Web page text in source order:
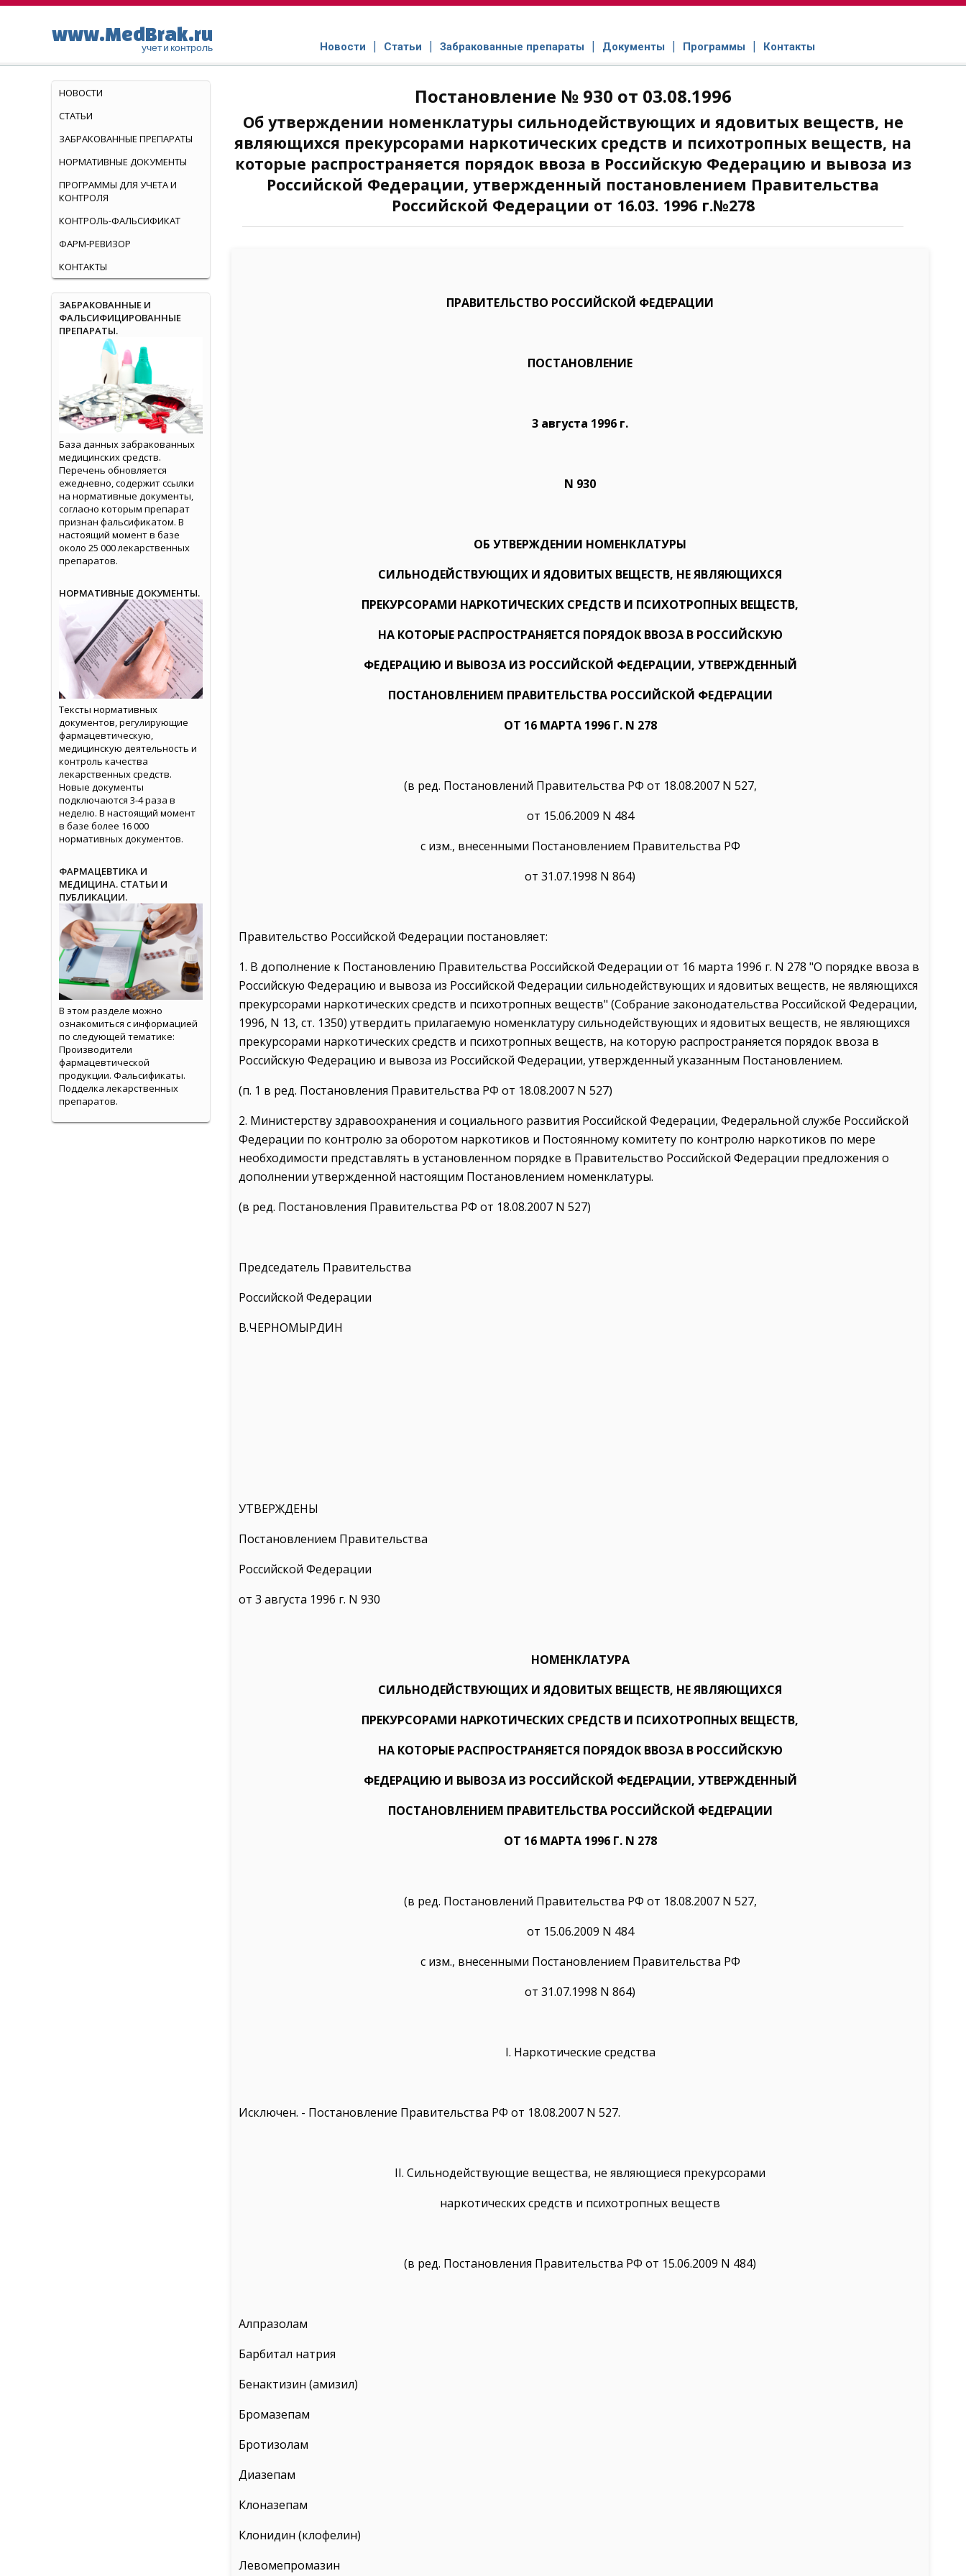
www.MedBrak.ru
учет и контроль Новости Статьи Забракованные препараты Документы Программы Контакты
Постановление № 930 от 03.08.1996
Об утверждении номенклатуры сильнодействующих и ядовитых веществ, не
являющихся прекурсорами наркотических средств и психотропных веществ, на
которые распространяется порядок ввоза в Российскую Федерацию и вывоза из
Российской Федерации, утвержденный постановлением Правительства
Российской Федерации от 16.03. 1996 г.№278
ПРАВИТЕЛЬСТВО РОССИЙСКОЙ ФЕДЕРАЦИИ
ПОСТАНОВЛЕНИЕ
3 августа 1996 г.
N 930
ОБ УТВЕРЖДЕНИИ НОМЕНКЛАТУРЫ
СИЛЬНОДЕЙСТВУЮЩИХ И ЯДОВИТЫХ ВЕЩЕСТВ, НЕ ЯВЛЯЮЩИХСЯ
ПРЕКУРСОРАМИ НАРКОТИЧЕСКИХ СРЕДСТВ И ПСИХОТРОПНЫХ ВЕЩЕСТВ,
НА КОТОРЫЕ РАСПРОСТРАНЯЕТСЯ ПОРЯДОК ВВОЗА В РОССИЙСКУЮ
ФЕДЕРАЦИЮ И ВЫВОЗА ИЗ РОССИЙСКОЙ ФЕДЕРАЦИИ, УТВЕРЖДЕННЫЙ
ПОСТАНОВЛЕНИЕМ ПРАВИТЕЛЬСТВА РОССИЙСКОЙ ФЕДЕРАЦИИ
ОТ 16 МАРТА 1996 Г. N 278
(в ред. Постановлений Правительства РФ от 18.08.2007 N 527,
от 15.06.2009 N 484
с изм., внесенными Постановлением Правительства РФ
от 31.07.1998 N 864)
Правительство Российской Федерации постановляет:
1. В дополнение к Постановлению Правительства Российской Федерации от 16 марта 1996 г. N 278 "О порядке ввоза в
Российскую Федерацию и вывоза из Российской Федерации сильнодействующих и ядовитых веществ, не являющихся
прекурсорами наркотических средств и психотропных веществ" (Собрание законодательства Российской Федерации,
1996, N 13, ст. 1350) утвердить прилагаемую номенклатуру сильнодействующих и ядовитых веществ, не являющихся
прекурсорами наркотических средств и психотропных веществ, на которую распространяется порядок ввоза в
Российскую Федерацию и вывоза из Российской Федерации, утвержденный указанным Постановлением.
(п. 1 в ред. Постановления Правительства РФ от 18.08.2007 N 527)
2. Министерству здравоохранения и социального развития Российской Федерации, Федеральной службе Российской
Федерации по контролю за оборотом наркотиков и Постоянному комитету по контролю наркотиков по мере
необходимости представлять в установленном порядке в Правительство Российской Федерации предложения о
дополнении утвержденной настоящим Постановлением номенклатуры.
(в ред. Постановления Правительства РФ от 18.08.2007 N 527)
Председатель Правительства
Российской Федерации
В.ЧЕРНОМЫРДИН
УТВЕРЖДЕНЫ
Постановлением Правительства
Российской Федерации
от 3 августа 1996 г. N 930
НОМЕНКЛАТУРА
СИЛЬНОДЕЙСТВУЮЩИХ И ЯДОВИТЫХ ВЕЩЕСТВ, НЕ ЯВЛЯЮЩИХСЯ
ПРЕКУРСОРАМИ НАРКОТИЧЕСКИХ СРЕДСТВ И ПСИХОТРОПНЫХ ВЕЩЕСТВ,
НА КОТОРЫЕ РАСПРОСТРАНЯЕТСЯ ПОРЯДОК ВВОЗА В РОССИЙСКУЮ
ФЕДЕРАЦИЮ И ВЫВОЗА ИЗ РОССИЙСКОЙ ФЕДЕРАЦИИ, УТВЕРЖДЕННЫЙ
ПОСТАНОВЛЕНИЕМ ПРАВИТЕЛЬСТВА РОССИЙСКОЙ ФЕДЕРАЦИИ
ОТ 16 МАРТА 1996 Г. N 278
(в ред. Постановлений Правительства РФ от 18.08.2007 N 527,
от 15.06.2009 N 484
с изм., внесенными Постановлением Правительства РФ
от 31.07.1998 N 864)
I. Наркотические средства
Исключен. - Постановление Правительства РФ от 18.08.2007 N 527.
II. Сильнодействующие вещества, не являющиеся прекурсорами
наркотических средств и психотропных веществ
(в ред. Постановления Правительства РФ от 15.06.2009 N 484)
Алпразолам
Барбитал натрия
Бенактизин (амизил)
Бромазепам
Бротизолам
Диазепам
Клоназепам
Клонидин (клофелин)
Левомепромазин
НОВОСТИ
СТАТЬИ
ЗАБРАКОВАННЫЕ ПРЕПАРАТЫ
НОРМАТИВНЫЕ ДОКУМЕНТЫ
ПРОГРАММЫ ДЛЯ УЧЕТА И
КОНТРОЛЯ
КОНТРОЛЬ-ФАЛЬСИФИКАТ
ФАРМ-РЕВИЗОР
КОНТАКТЫ
ЗАБРАКОВАННЫЕ И
ФАЛЬСИФИЦИРОВАННЫЕ
ПРЕПАРАТЫ.
База данных забракованных
медицинских средств.
Перечень обновляется
ежедневно, содержит ссылки
на нормативные документы,
согласно которым препарат
признан фальсификатом. В
настоящий момент в базе
около 25 000 лекарственных
препаратов.
НОРМАТИВНЫЕ ДОКУМЕНТЫ.
Тексты нормативных
документов, регулирующие
фармацевтическую,
медицинскую деятельность и
контроль качества
лекарственных средств.
Новые документы
подключаются 3-4 раза в
неделю. В настоящий момент
в базе более 16 000
нормативных документов.
ФАРМАЦЕВТИКА И
МЕДИЦИНА. СТАТЬИ И
ПУБЛИКАЦИИ.
В этом разделе можно
ознакомиться с информацией
по следующей тематике:
Производители
фармацевтической
продукции. Фальсификаты.
Подделка лекарственных
препаратов.